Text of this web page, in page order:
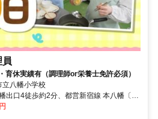
員
育休実績有（調理師or栄養士免許必須）
八幡小学校
出口4徒歩約2分、都営新宿線 本八幡〔新
総武本線 本八幡〔ＪＲ〕北口徒歩約7分